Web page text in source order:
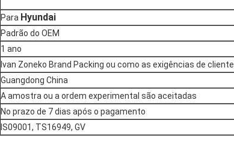
Para Hyundai
Padrão do OEM
1 ano
Ivan Zoneko Brand Packing ou como as exigências de cliente
Guangdong China
A amostra ou a ordem experimental são aceitadas
No prazo de 7 dias após o pagamento
IS09001, TS16949, GV